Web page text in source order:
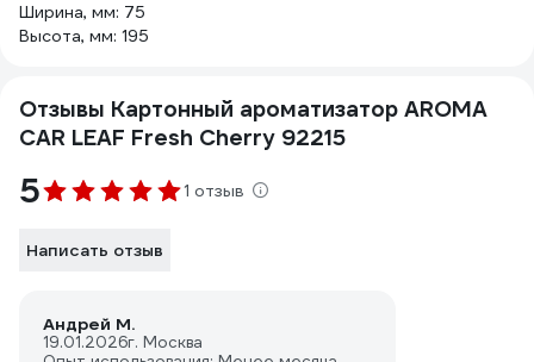
Ширина, мм: 75
Высота, мм: 195
Отзывы Картонный ароматизатор AROMA
CAR LEAF Fresh Cherry 92215
5 1 отзыв
Написать отзыв
Андрей М.
19.01.2026г. Москва